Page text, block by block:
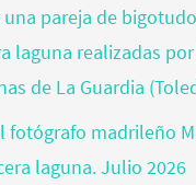
pareja de
laguna realizadas
de La Guardia
fotógrafo madrileño
laguna. Julio 2026